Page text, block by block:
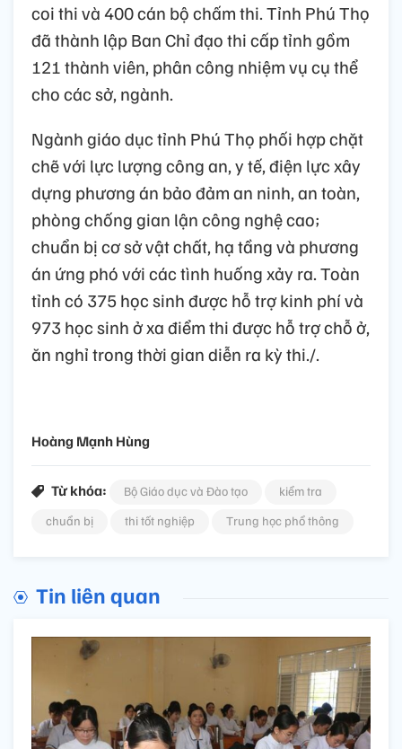
coi thi và 400 cán bộ chấm thi. Tỉnh Phú Thọ
đã thành lập Ban Chỉ đạo thi cấp tỉnh gồm
121 thành viên, phân công nhiệm vụ cụ thể
cho các sở, ngành.
Ngành giáo dục tỉnh Phú Thọ phối hợp chặt
chẽ với lực lượng công an, y tế, điện lực xây
dựng phương án bảo đảm an ninh, an toàn,
phòng chống gian lận công nghệ cao;
chuẩn bị cơ sở vật chất, hạ tầng và phương
án ứng phó với các tình huống xảy ra. Toàn
tỉnh có 375 học sinh được hỗ trợ kinh phí và
973 học sinh ở xa điểm thi được hỗ trợ chỗ ở,
ăn nghỉ trong thời gian diễn ra kỳ thi./.
Hoàng Mạnh Hùng
Từ khóa: Bộ Giáo dục và Đào tạo
kiểm tra
chuẩn bị
thi tốt nghiệp Trung học phổ thông
Tin liên quan